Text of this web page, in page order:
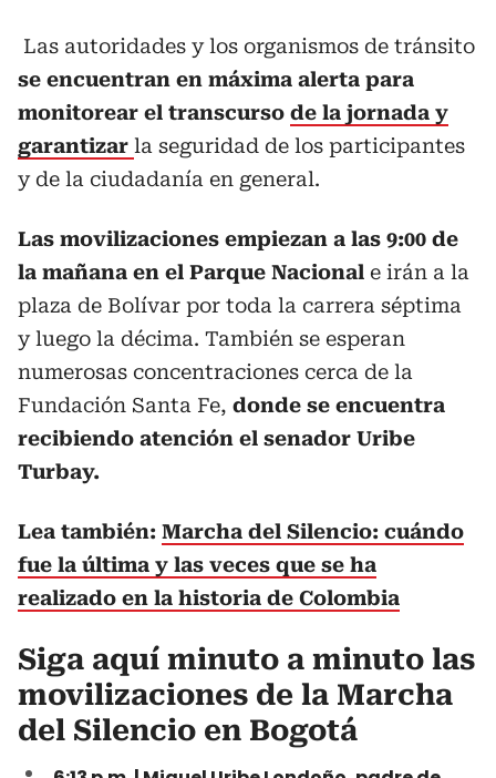
Las autoridades y los organismos de tránsito
se encuentran en máxima alerta para
monitorear el transcurso de la jornada y
garantizar la seguridad de los participantes
y de la ciudadanía en general.
Las movilizaciones empiezan a las 9:00 de
la mañana en el Parque Nacional e irán a la
plaza de Bolívar por toda la carrera séptima
y luego la décima. También se esperan
numerosas concentraciones cerca de la
Fundación Santa Fe, donde se encuentra
recibiendo atención el senador Uribe
Turbay.
Lea también: Marcha del Silencio: cuándo
fue la última y las veces que se ha
realizado en la historia de Colombia
Siga aquí minuto a minuto las
movilizaciones de la Marcha
del Silencio en Bogotá